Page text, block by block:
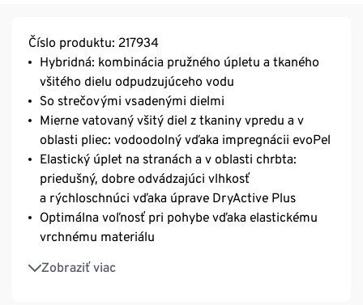
Číslo produktu: 217934
Hybridná: kombinácia pružného úpletu a tkaného
všitého dielu odpudzujúceho vodu
So strečovými vsadenými dielmi
Mierne vatovaný všitý diel z tkaniny vpredu a v
oblasti pliec: vodoodolný vďaka impregnácii evoPel
Elastický úplet na stranách a v oblasti chrbta:
priedušný, dobre odvádzajúci vlhkosť
a rýchloschnúci vďaka úprave DryActive Plus
Optimálna voľnosť pri pohybe vďaka elastickému
vrchnému materiálu
Zobraziť viac
Dá sa poskladať do vrecka